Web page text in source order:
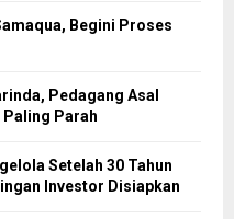
Begini Proses
Pedagang Asal
Paling Parah
Setelah 30 Tahun
Investor Disiapkan